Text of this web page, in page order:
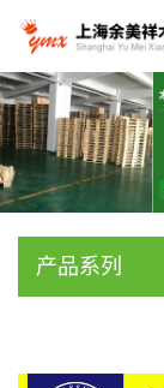
产品系列